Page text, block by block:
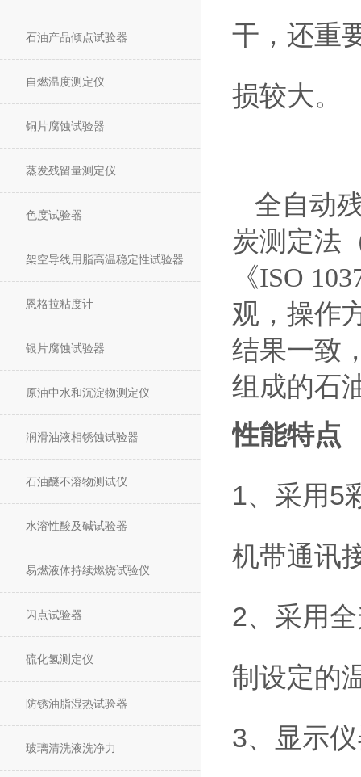
石油产品倾点试验器
自燃温度测定仪
铜片腐蚀试验器
蒸发残留量测定仪
色度试验器
架空导线用脂高温稳定性试验器
恩格拉粘度计
银片腐蚀试验器
原油中水和沉淀物测定仪
润滑油液相锈蚀试验器
石油醚不溶物测试仪
水溶性酸及碱试验器
易燃液体持续燃烧试验仪
闪点试验器
硫化氢测定仪
防锈油脂湿热试验器
玻璃清洗液洗净力
干，还重
损较大。
全自动
炭测定法
《ISO
观，操作
结果一致
组成的石
性能特点
1、采用5
机带通讯
2、采用
制设定的
3、显示